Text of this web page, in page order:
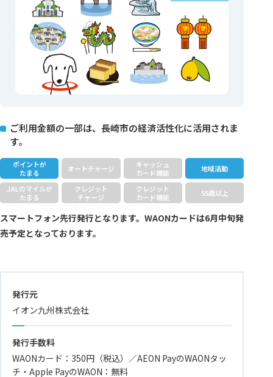
ご利用金額の一部は、長崎市の経済活性化に活用されま
す。
ポイントが
たまる
オートチャージ
キャッシュ
カード機能
地域活動
JALのマイルが
たまる
クレジット
チャージ
クレジット
カード機能
55歳以上
スマートフォン先行発行となります。WAONカードは6月中旬発
売予定となっております。
発行元
イオン九州株式会社
発行手数料
WAONカード：350円（税込）／AEON PayのWAONタッ
チ・Apple PayのWAON：無料